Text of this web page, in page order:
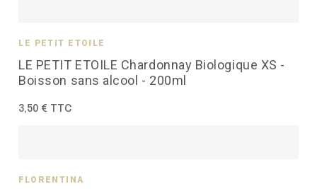
LE PETIT ETOILE Chardonnay Biologique XS -
Boisson sans alcool - 200ml
LE PETIT ÉTOILÉ
3,50 € TTC
FLORENTINA